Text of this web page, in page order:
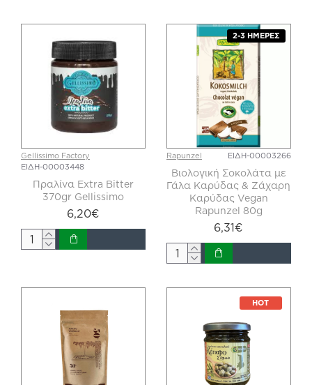
Gellissimo Factory
ΕΙΔΗ-00003448
Πραλίνα Extra Bitter
370gr Gellissimo
6,20€
2-3 ΗΜΈΡΕΣ
Rapunzel ΕΙΔΗ-00003266
Βιολογική Σοκολάτα με
Γάλα Καρύδας & Ζάχαρη
Καρύδας Vegan
Rapunzel 80g
6,31€
HOT